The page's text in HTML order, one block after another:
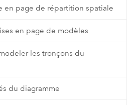
en page de répartition spatiale
en page de modèles
les tronçons du
du diagramme